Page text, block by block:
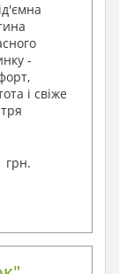
-
і свіже
грн.